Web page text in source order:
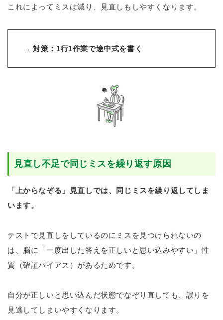
これによってミスは減り、見直しもしやすくなります。
→対策：1行1作業で途中式を書く
見直し不足で同じミスを繰り返す原因
「上からなぞる」見直しでは、同じミスを繰り返してしま
います。
テストで見直しをしているのにミスを見つけられないの
は、脳に「一度出した答えを正しいと思い込みやすい」性
質（確証バイアス）があるためです。
自分が正しいと思い込んだ状態でなぞり直しても、誤りを
見逃してしまいやすくなります。